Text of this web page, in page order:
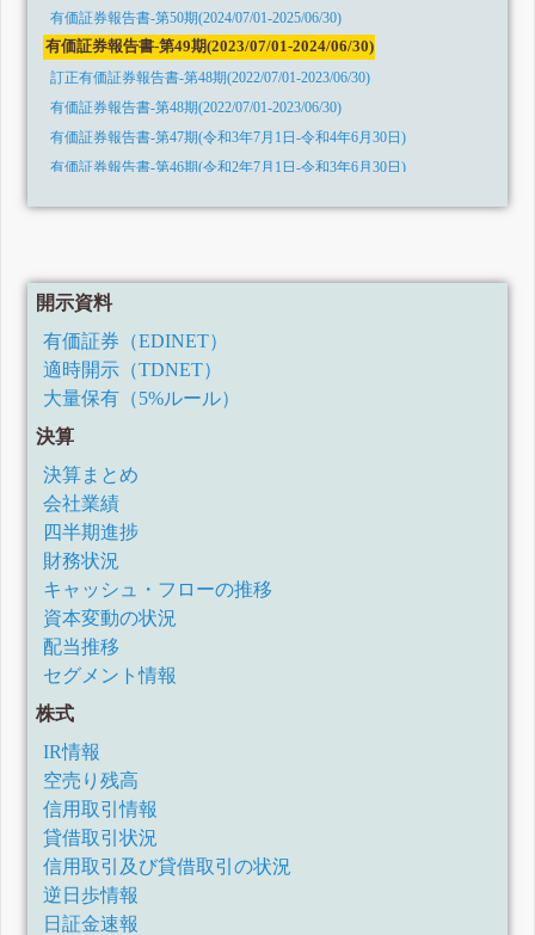
有価証券報告書-第50期(2024/07/01-2025/06/30)
有価証券報告書-第49期(2023/07/01-2024/06/30)
訂正有価証券報告書-第48期(2022/07/01-2023/06/30)
有価証券報告書-第48期(2022/07/01-2023/06/30)
有価証券報告書-第47期(令和3年7月1日-令和4年6月30日)
有価証券報告書-第46期(令和2年7月1日-令和3年6月30日)
有価証券報告書-第42期(平成28年7月1日-平成29年6月30日)
有価証券報告書-第41期(平成27年7月1日-平成28年6月30日)
有価証券報告書-第40期(平成26年7月1日-平成27年6月30日)
有価証券報告書-第39期(平成25年7月1日-平成26年6月30日)
開示資料
有価証券（EDINET）
適時開示（TDNET）
大量保有（5%ルール）
決算
決算まとめ
会社業績
四半期進捗
財務状況
キャッシュ・フローの推移
資本変動の状況
配当推移
セグメント情報
株式
IR情報
空売り残高
信用取引情報
貸借取引状況
信用取引及び貸借取引の状況
逆日歩情報
日証金速報